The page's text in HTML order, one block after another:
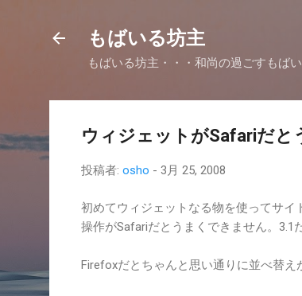
もばいる坊主
もばいる坊主・・・和尚の過ごすもば
ウィジェットがSafariだと
投稿者: osho - 3月 25, 2008
初めてウィジェットなる物を使ってサ
操作がSafariだとうまくできません。3.1
Firefoxだとちゃんと思い通りに並べ替え